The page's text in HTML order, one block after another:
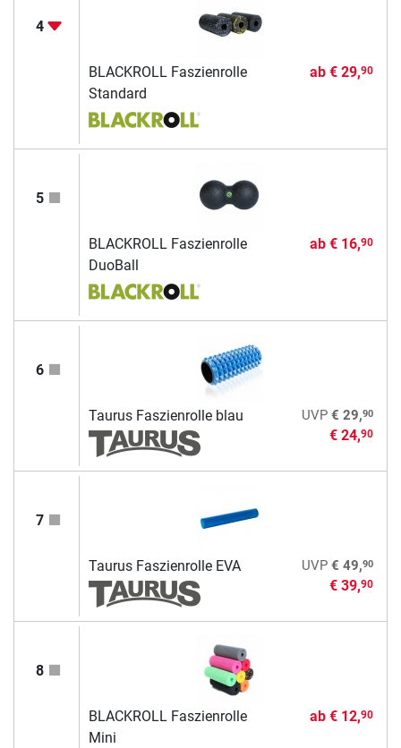
4
BLACKROLL Faszienrolle
Standard
ab € 29,90
5
BLACKROLL Faszienrolle
DuoBall
ab € 16,90
6
Taurus Faszienrolle blau UVP € 29,90
€ 24,90
7
Taurus Faszienrolle EVA UVP € 49,90
€ 39,90
8
BLACKROLL Faszienrolle
Mini
ab € 12,90